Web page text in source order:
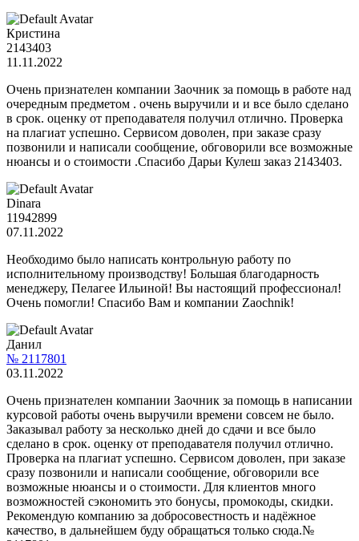
Кристина
2143403
11.11.2022
Очень признателен компании Заочник за помощь в работе над
очередным предметом . очень выручили и и все было сделано
в срок. оценку от преподавателя получил отлично. Проверка
на плагиат успешно. Сервисом доволен, при заказе сразу
позвонили и написали сообщение, обговорили все возможные
нюансы и о стоимости .Спасибо Дарьи Кулеш заказ 2143403.
Dinara
11942899
07.11.2022
Необходимо было написать контрольную работу по
исполнительному производству! Большая благодарность
менеджеру, Пелагее Ильиной! Вы настоящий профессионал!
Очень помогли! Спасибо Вам и компании Zaochnik!
Данил
№ 2117801
03.11.2022
Очень признателен компании Заочник за помощь в написании
курсовой работы очень выручили времени совсем не было.
Заказывал работу за несколько дней до сдачи и все было
сделано в срок. оценку от преподавателя получил отлично.
Проверка на плагиат успешно. Сервисом доволен, при заказе
сразу позвонили и написали сообщение, обговорили все
возможные нюансы и о стоимости. Для клиентов много
возможностей сэкономить это бонусы, промокоды, скидки.
Рекомендую компанию за добросовестность и надёжное
качество, в дальнейшем буду обращаться только сюда.№